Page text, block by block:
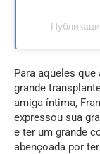
Para aqueles
grande
amiga íntima,
expressou sua
e ter um grande
abençoada por